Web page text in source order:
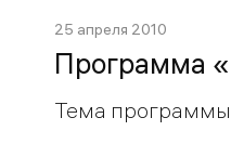
25 апреля 2010
Программа
Тема